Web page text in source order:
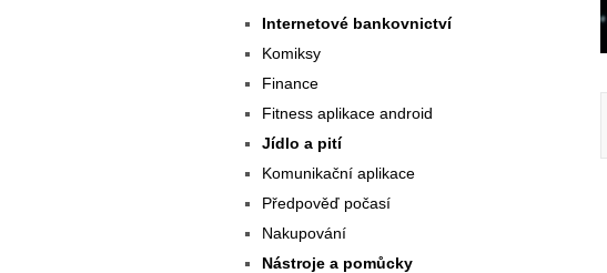
Internetové bankovnictví
Komiksy
Finance
Fitness aplikace android
Jídlo a pití
Komunikační aplikace
Předpověď počasí
Nakupování
Nástroje a pomůcky